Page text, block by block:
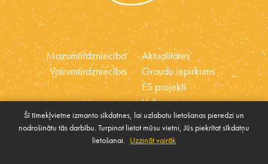
Mazumtirdzniecība
Vairumtirdzniecība
Sīkdatnes
Aktualitātes
Graudu iepirkums
ES projekti
Vakances
Ētikas kodekss
Sabiedrības atbalsta
Šī tīmekļvietne izmanto sīkdatnes, lai uzlabotu lietošanas pieredzi un
nodrošinātu tās darbību. Turpinot lietot mūsu vietni, Jūs piekrītat sīkdatņu
lietošanai. Uzzināt vairāk